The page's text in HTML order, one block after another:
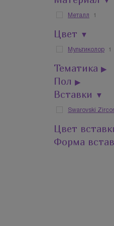
Металл 1
Цвет ▼
Мультиколор 1
Тематика ▶
Пол ▶
Вставки ▼
Swarovski
Цвет
Форма